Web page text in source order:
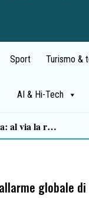
Sport Turismo &
AI & Hi-Tech
Lite degenera a San Mango Piemonte: 35enne ferito con un coltello, denunciato un anziano
globale